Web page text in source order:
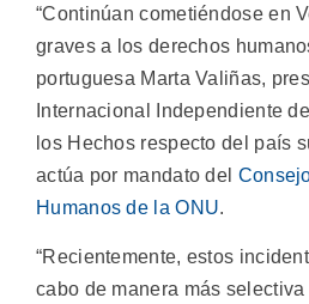
“Continúan cometiéndose en
graves a los derechos
portuguesa Marta Valiñas,
Internacional Independiente
los Hechos respecto del país
actúa por mandato del
Humanos de la ONU.
“Recientemente, estos
cabo de manera más